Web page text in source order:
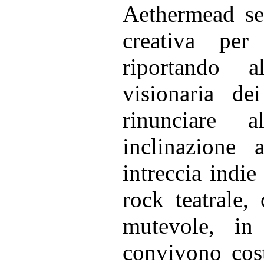
Aethermead
creativa
riportando
visionaria
rinunciare
inclinazione
intreccia
rock teatrale,
mutevole,
convivono